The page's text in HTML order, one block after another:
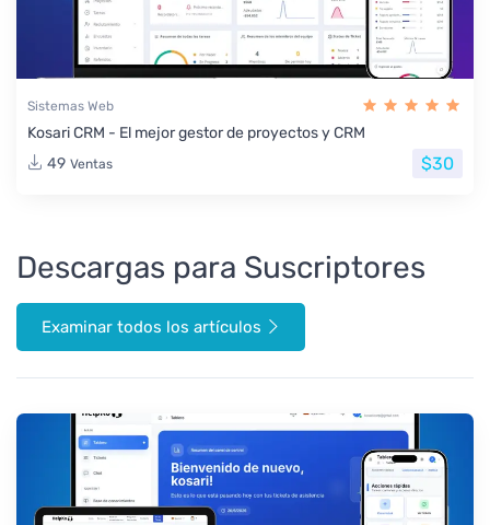
Sistemas Web
Kosari CRM - El mejor gestor de proyectos y CRM
49 Ventas $30
Descargas para Suscriptores
Examinar todos los artículos